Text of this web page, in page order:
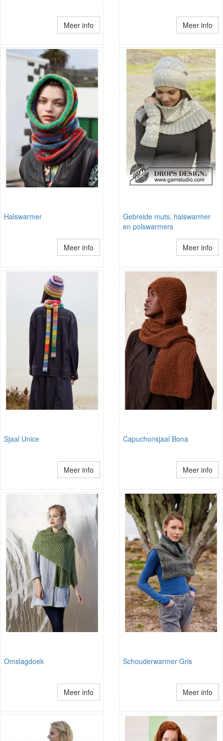
Meer info Meer info
Halswarmer
Meer info
Gebreide muts, halswarmer
en polswarmers
Meer info
Sjaal Unice
Meer info
Capuchonsjaal Bona
Meer info
Omslagdoek
Meer info
Schouderwarmer Gris
Meer info